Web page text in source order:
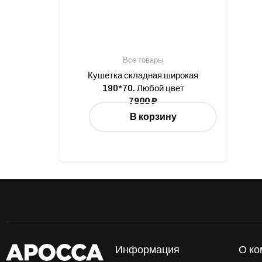
Все товары
Кушетка складная широкая
190*70. Любой цвет
7900₽
В корзину
Информация О